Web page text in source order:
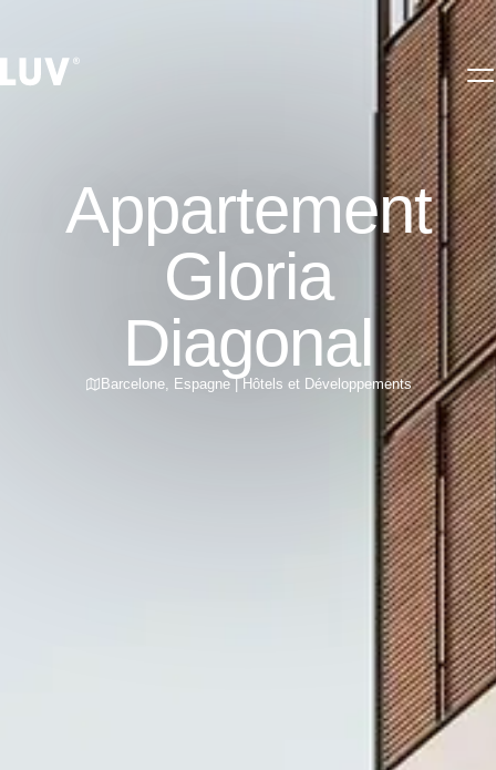
Appartement
Gloria
Diagonal
Barcelone, Espagne| Hôtels et Développements